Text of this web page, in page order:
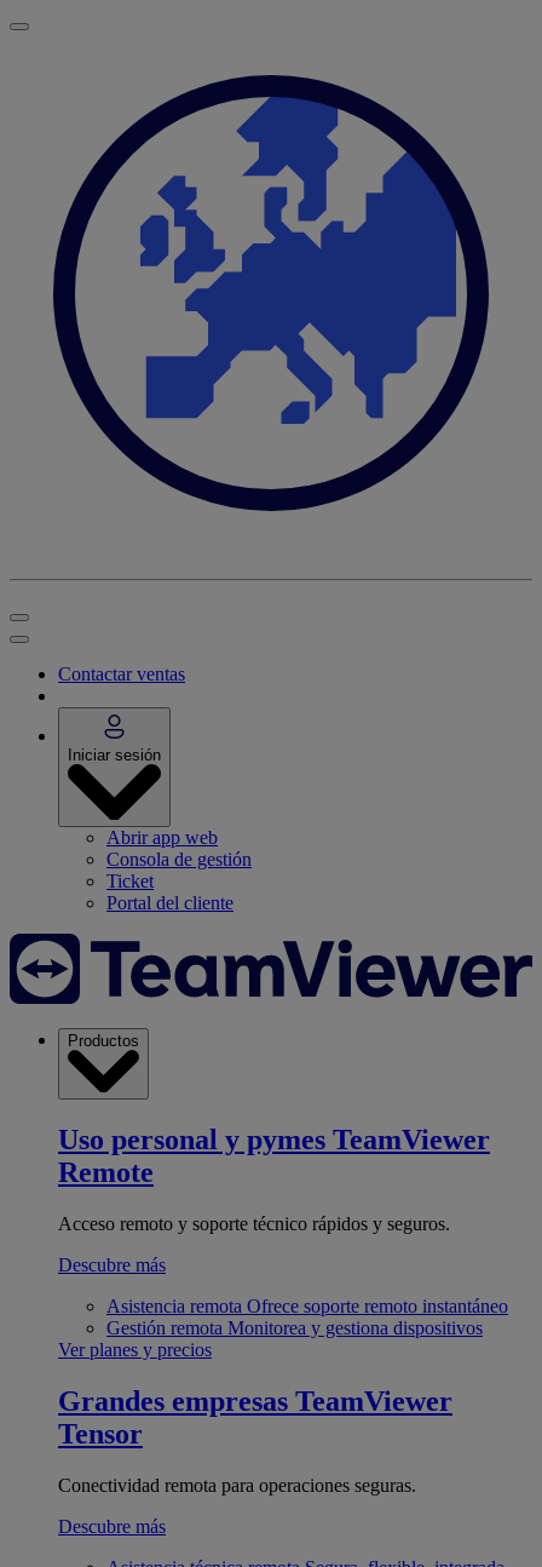
Contactar ventas
Iniciar sesión
Abrir app web
Consola de gestión
Ticket
Portal del cliente
Productos
Uso personal y pymes TeamViewer
Remote
Acceso remoto y soporte técnico rápidos y seguros.
Descubre más
Asistencia remota Ofrece soporte remoto instantáneo
Gestión remota Monitorea y gestiona dispositivos
Ver planes y precios
Grandes empresas TeamViewer
Tensor
Conectividad remota para operaciones seguras.
Descubre más